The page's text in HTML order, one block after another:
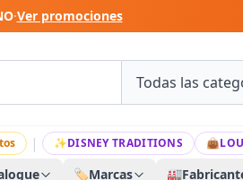
·Ver promociones
| ✨DISNEY TRADITIONS 👜
🏷️Marcas 🏭